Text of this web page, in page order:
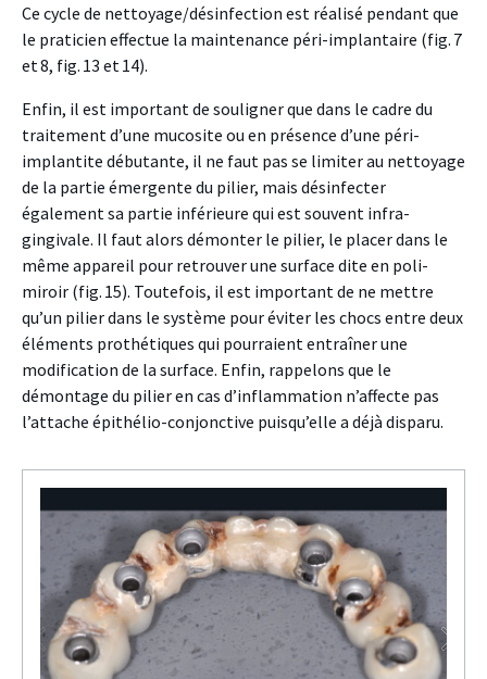
Ce cycle de nettoyage/désinfection est réalisé pendant que
le praticien effectue la maintenance péri-implantaire (fig. 7
et 8, fig. 13 et 14).
Enfin, il est important de souligner que dans le cadre du
traitement d’une mucosite ou en présence d’une péri-
implantite débutante, il ne faut pas se limiter au nettoyage
de la partie émergente du pilier, mais désinfecter
également sa partie inférieure qui est souvent infra-
gingivale. Il faut alors démonter le pilier, le placer dans le
même appareil pour retrouver une surface dite en poli-
miroir (fig. 15). Toutefois, il est important de ne mettre
qu’un pilier dans le système pour éviter les chocs entre deux
éléments prothétiques qui pourraient entraîner une
modification de la surface. Enfin, rappelons que le
démontage du pilier en cas d’inflammation n’affecte pas
l’attache épithélio-conjonctive puisqu’elle a déjà disparu.